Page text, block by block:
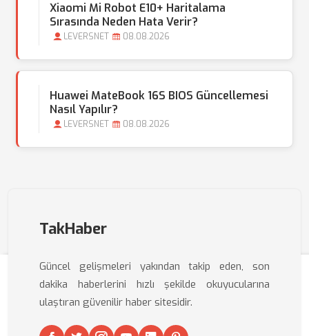
Xiaomi Mi Robot E10+ Haritalama
Sırasında Neden Hata Verir?
LEVERSNET 08.08.2026
Huawei MateBook 16S BIOS Güncellemesi
Nasıl Yapılır?
LEVERSNET 08.08.2026
TakHaber
Güncel gelişmeleri yakından takip eden, son
dakika haberlerini hızlı şekilde okuyucularına
ulaştıran güvenilir haber sitesidir.